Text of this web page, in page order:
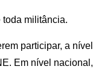
toda militância.
participar, a
Em nível